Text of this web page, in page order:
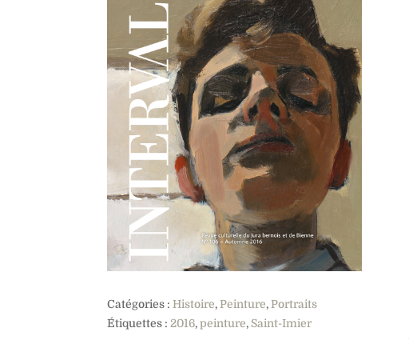
Catégories :Histoire,Peinture,Portraits
Étiquettes :2016,peinture, Saint-Imier